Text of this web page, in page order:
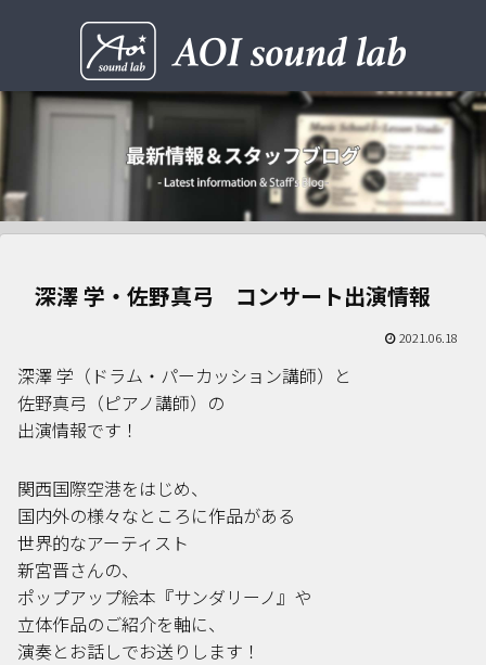
深澤 学・佐野真弓 コンサート出演情報
2021.06.18
深澤 学（ドラム・パーカッション講師）と
佐野真弓（ピアノ講師）の
出演情報です！
関西国際空港をはじめ、
国内外の様々なところに作品がある
世界的なアーティスト
新宮晋さんの、
ポップアップ絵本『サンダリーノ』や
立体作品のご紹介を軸に、
演奏とお話しでお送りします！